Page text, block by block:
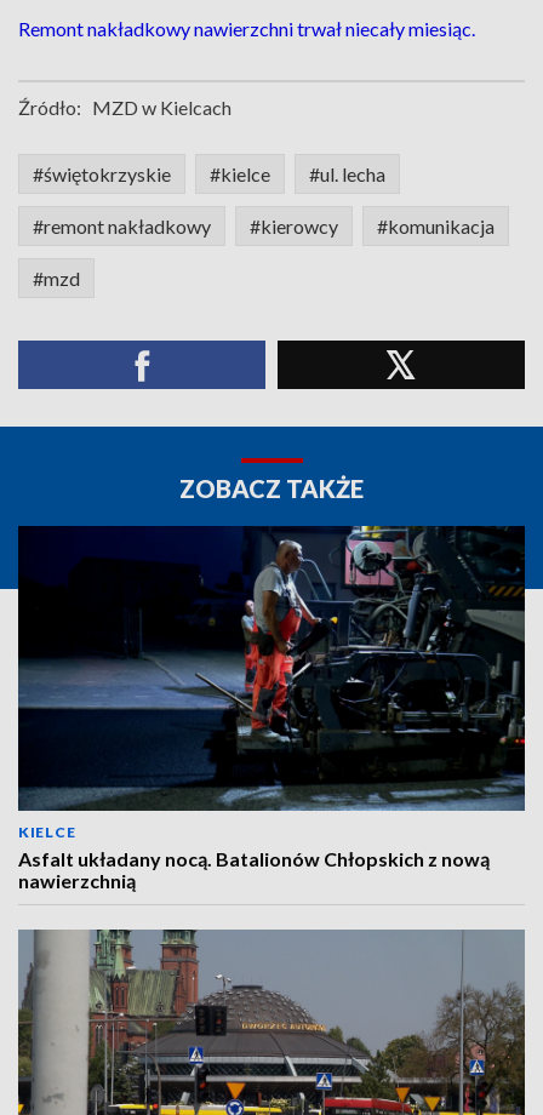
Remont nakładkowy nawierzchni trwał niecały miesiąc.
Źródło: MZD w Kielcach
#świętokrzyskie #kielce #ul. lecha
#remont nakładkowy #kierowcy #komunikacja
#mzd
ZOBACZ TAKŻE
KIELCE
Asfalt układany nocą. Batalionów Chłopskich z nową
nawierzchnią